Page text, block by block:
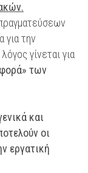
για την
γίνεται για
των
και
οι
εργατική